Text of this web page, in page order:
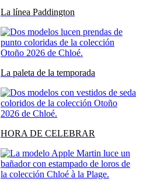
La línea Paddington
La paleta de la temporada
HORA DE CELEBRAR